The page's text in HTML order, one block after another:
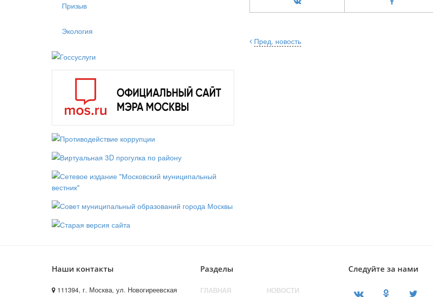
Призыв
Экология
Пред. новость
Наши контакты
111394, г. Москва, ул. Новогиреевская
Разделы
ГЛАВНАЯ НОВОСТИ
Следуйте за нами